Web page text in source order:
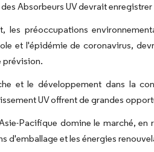
Absorbeurs UV devrait
les préoccupations
et l'épidémie de coronavirus,
prévision.
et le développement dans la
UV offrent de grandes
Pacifique domine le marché,
d'emballage et les énergies